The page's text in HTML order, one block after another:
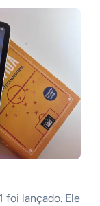
foi lançado. Ele